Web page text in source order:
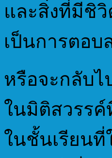
และสิ่งที่มีชิ
เป็นการตอ
หรือจะกลับไ
ในมิติสวรรค์
ในชั้นเรียนที่